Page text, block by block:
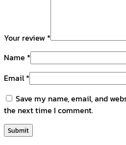
Your review *
Name *
Email*
Save my name, email, and
the next time I comment.